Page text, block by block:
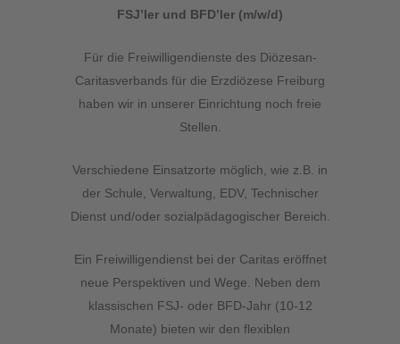
FSJ’ler und BFD’ler (m/w/d)
Für die Freiwilligendienste des Diözesan-
Caritasverbands für die Erzdiözese Freiburg
haben wir in unserer Einrichtung noch freie
Stellen.
Verschiedene Einsatzorte möglich, wie z.B. in
der Schule, Verwaltung, EDV, Technischer
Dienst und/oder sozialpädagogischer Bereich.
Ein Freiwilligendienst bei der Caritas eröffnet
neue Perspektiven und Wege. Neben dem
klassischen FSJ- oder BFD-Jahr (10-12
Monate) bieten wir den flexiblen